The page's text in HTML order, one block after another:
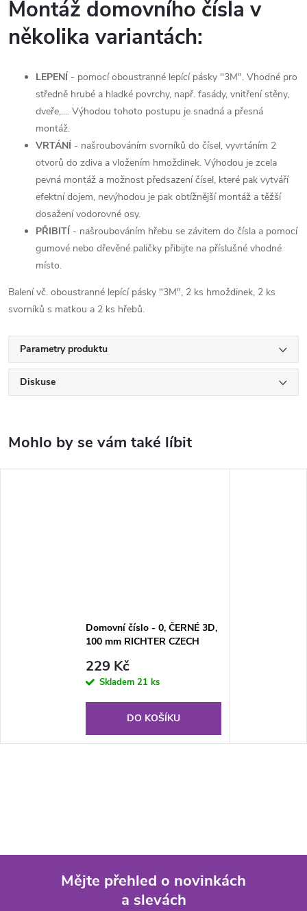
Montáž domovního čísla v
několika variantách:
LEPENÍ - pomocí oboustranné lepící pásky "3M". Vhodné pro
středně hrubé a hladké povrchy, např. fasády, vnitření stěny,
dveře,.... Výhodou tohoto postupu je snadná a přesná
montáž.
VRTÁNÍ - našroubováním svorníků do čísel, vyvrtáním 2
otvorů do zdiva a vložením hmoždinek. Výhodou je zcela
pevná montáž a možnost předsazení čísel, které pak vytváří
efektní dojem, nevýhodou je pak obtížnější montáž a těžší
dosažení vodorovné osy.
PŘIBITÍ - našroubováním hřebu se závitem do čísla a pomocí
gumové nebo dřevěné paličky přibijte na příslušné vhodné
místo.
Balení vč. oboustranné lepící pásky "3M", 2 ks hmoždinek, 2 ks
svorníků s matkou a 2 ks hřebů.
Parametry produktu
Diskuse
Domovní číslo - 0, ČERNÉ 3D,
100 mm RICHTER CZECH
229 Kč
Skladem 21 ks
DO KOŠÍKU
Mějte přehled o novinkách
a slevách